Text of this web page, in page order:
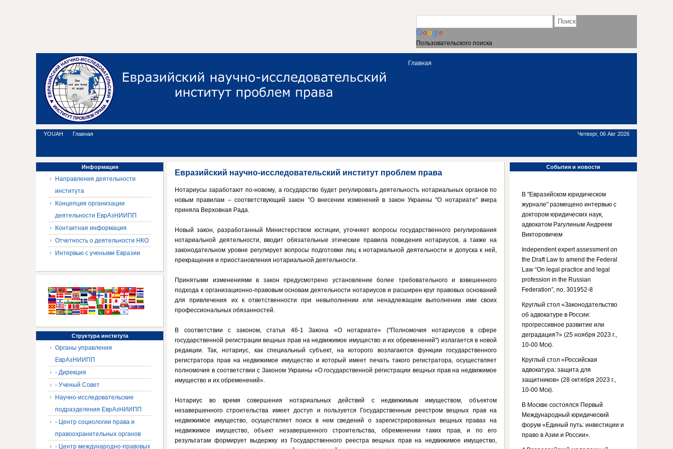
Пользовательского поиска
Главная
YOUAH Главная Четверг, 06 Авг 2026
Евразийский научно-исследовательский институт проблем права
Нотариусы заработают по-новому, а государство будет регулировать деятельность нотариальных органов по
новым правилам – соответствующий закон "О внесении изменений в закон Украины "О нотариате" вчера
приняла Верховная Рада.
Новый закон, разработанный Министерством юстиции, уточняет вопросы государственного регулирования
нотариальной деятельности, вводит обязательные этические правила поведения нотариусов, а также на
законодательном уровне регулирует вопросы подготовки лиц к нотариальной деятельности и допуска к ней,
прекращения и приостановления нотариальной деятельности.
Принятыми изменениями в закон предусмотрено установление более требовательного и взвешенного
подхода к организационно-правовым основам деятельности нотариусов и расширен круг правовых оснований
для привлечения их к ответственности при невыполнении или ненадлежащем выполнении ими своих
профессиональных обязанностей.
В соответствии с законом, статья 46-1 Закона «О нотариате» ("Полномочия нотариусов в сфере
государственной регистрации вещных прав на недвижимое имущество и их обременений") излагается в новой
редакции. Так, нотариус, как специальный субъект, на которого возлагаются функции государственного
регистратора прав на недвижимое имущество и который имеет печать такого регистратора, осуществляет
полномочия в соответствии с Законом Украины «О государственной регистрации вещных прав на недвижимое
имущество и их обременений».
Нотариус во время совершения нотариальных действий с недвижимым имуществом, объектом
незавершенного строительства имеет доступ и пользуется Государственным реестром вещных прав на
недвижимое имущество, осуществляет поиск в нем сведений о зарегистрированных вещных правах на
недвижимое имущество, объект незавершенного строительства, обременении таких прав, и по его
результатам формирует выдержку из Государственного реестра вещных прав на недвижимое имущество,
Информация
Направления деятельности
института
Концепция организации
деятельности ЕврАзНИИПП
Контактная информация
Отчетность о деятельности НКО
Интервью с учеными Евразии
Структураинститута
Органы управления
ЕврАзНИИПП
- Дирекция
- Ученый Совет
Научно-исследовательские
подразделения ЕврАзНИИПП
- Центр социологии права и
правоохранительных органов
- Центр международно-правовых
События и новости
В "Евразийском юридическом
журнале" размещено интервью с
доктором юридических наук,
адвокатом Рагулиным Андреем
Викторовичем
Independent expert assessment on
the Draft Law to amend the Federal
Law “On legal practice and legal
profession in the Russian
Federation”, no. 301952-8
Круглый стол «Законодательство
об адвокатуре в России:
прогрессивное развитие или
деградация?» (25 ноября 2023 г.,
10-00 Мск).
Круглый стол «Российская
адвокатура: защита для
защитников» (28 октября 2023 г.,
10-00 Мск).
В Москве состоялся Первый
Международный юридический
форум «Единый путь: инвестиции и
право в Азии и России».